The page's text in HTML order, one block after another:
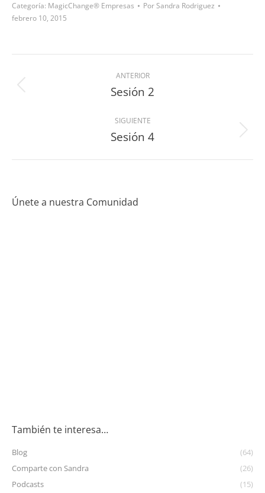
Categoría: MagicChange® Empresas PorSandra Rodriguez
febrero 10, 2015
ANTERIOR
Sesión 2
SIGUIENTE
Sesión 4
Únete a nuestra Comunidad
También te interesa…
Blog
(64)
Comparte con Sandra
(26)
Podcasts
(15)